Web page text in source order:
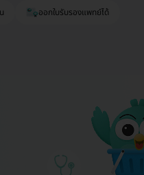
ออกใบรับรองแพทย์ได้